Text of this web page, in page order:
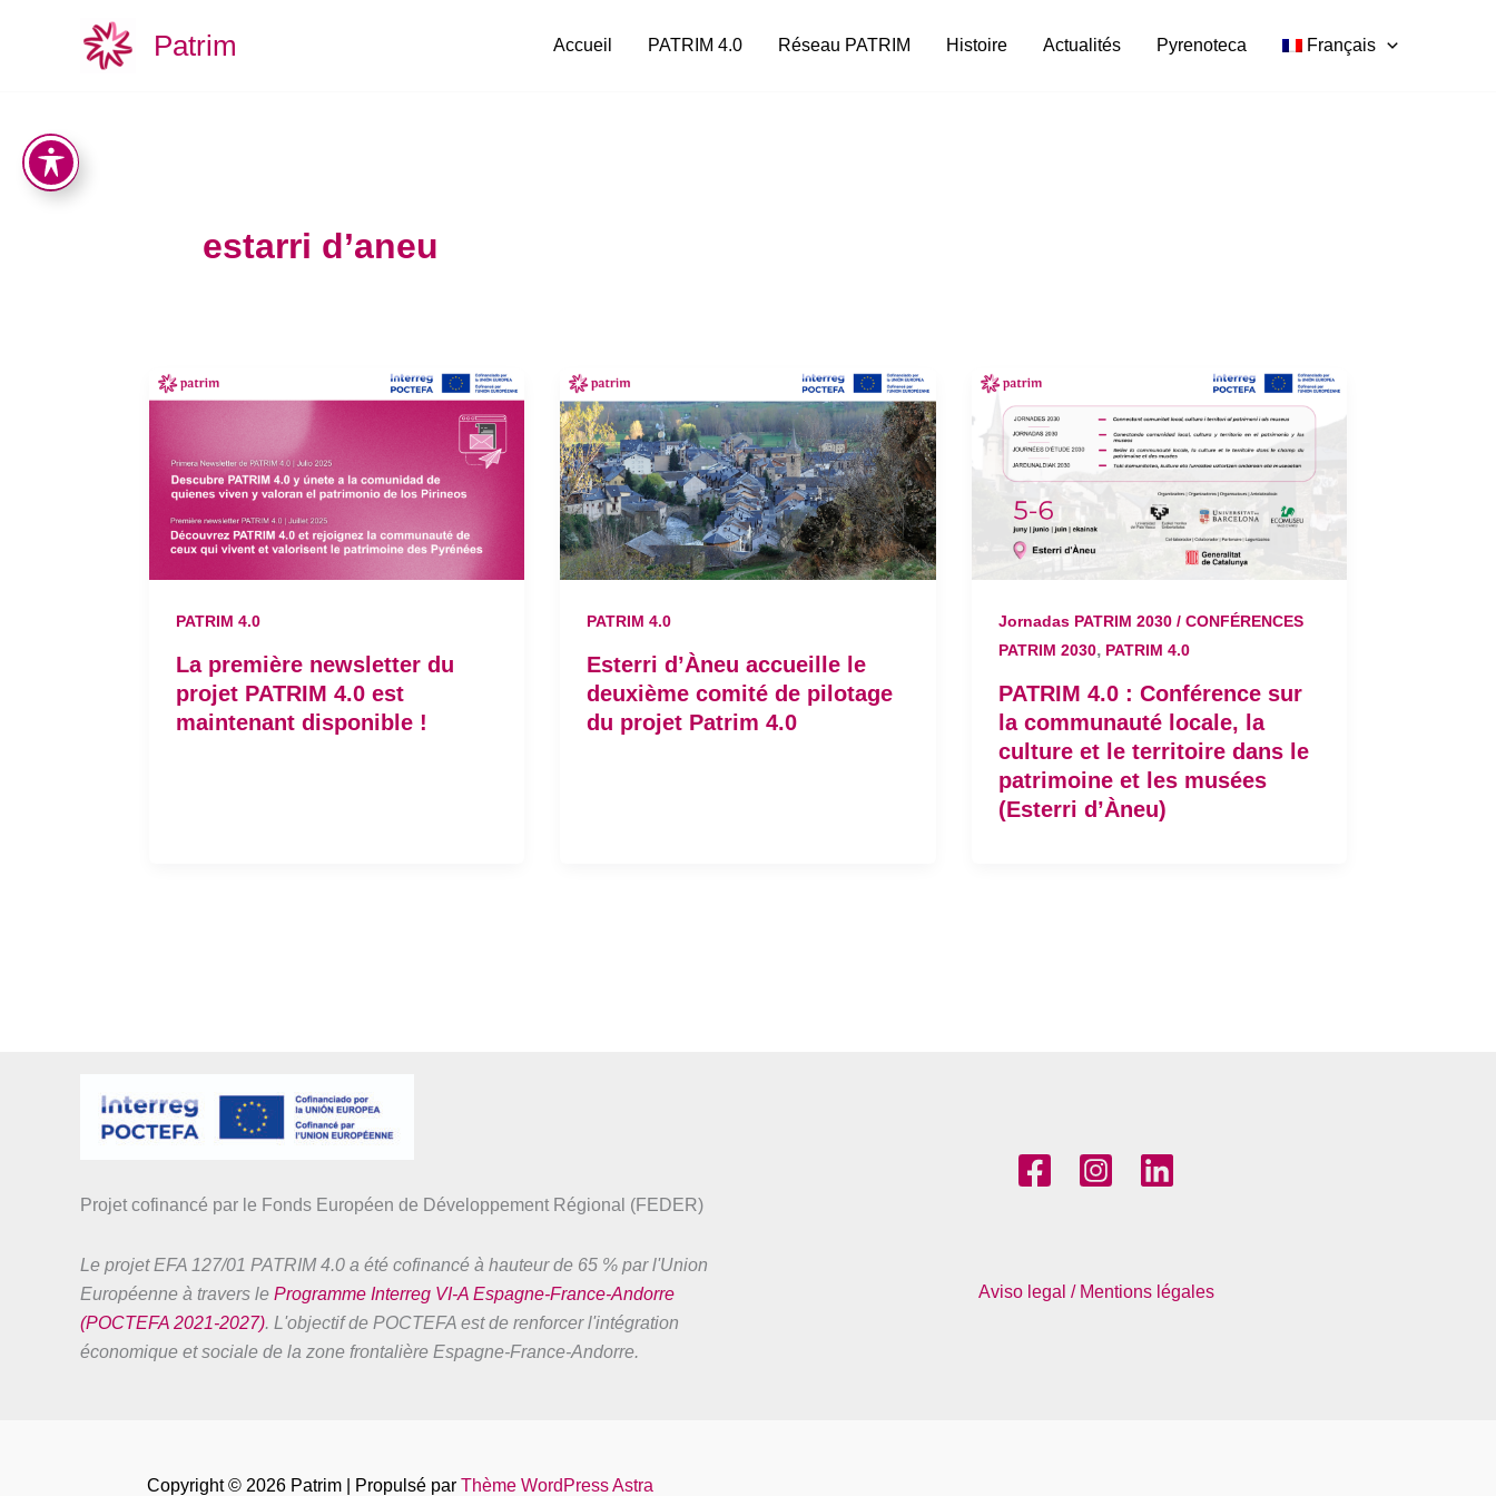
Patrim Accueil PATRIM 4.0 Réseau PATRIM Histoire Actualités Pyrenoteca Français
estarri d’aneu
PATRIM 4.0
La première newsletter du
projet PATRIM 4.0 est
maintenant disponible !
PATRIM 4.0
Esterri d’Àneu accueille le
deuxième comité de pilotage
du projet Patrim 4.0
Jornadas PATRIM 2030 / CONFÉRENCES
PATRIM 2030, PATRIM 4.0
PATRIM 4.0 : Conférence sur
la communauté locale, la
culture et le territoire dans le
patrimoine et les musées
(Esterri d’Àneu)
Projet cofinancé par le Fonds Européen de Développement Régional (FEDER)
Le projet EFA 127/01 PATRIM 4.0 a été cofinancé à hauteur de 65 % par l'Union
Européenne à travers le Programme Interreg VI-A Espagne-France-Andorre
(POCTEFA 2021-2027). L'objectif de POCTEFA est de renforcer l'intégration
économique et sociale de la zone frontalière Espagne-France-Andorre.
Aviso legal / Mentions légales
Copyright © 2026 Patrim | Propulsé par Thème WordPress Astra